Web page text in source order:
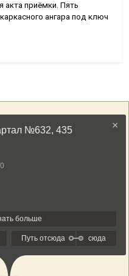
акта приёмки. Пять
ангара под ключ